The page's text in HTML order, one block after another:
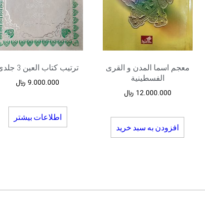
معجم اسما المدن و القری
الفسطینیة
12.000.000 ﷼
افزودن به سبد خرید
ترتیب کتاب العین 3 جلدی
9.000.000 ﷼
اطلاعات بیشتر